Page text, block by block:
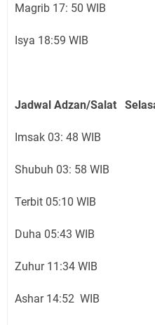
Magrib 17: 50 WIB
Isya 18:59 WIB
Jadwal Adzan/Salat
Imsak 03: 48 WIB
Shubuh 03: 58 WIB
Terbit 05:10 WIB
Duha 05:43 WIB
Zuhur 11:34 WIB
Ashar 14:52 WIB